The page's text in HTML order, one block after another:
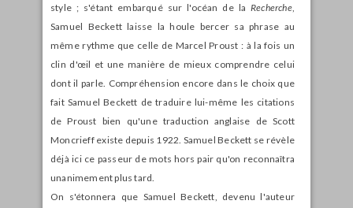
style ; s'étant embarqué sur l'océan de la Recherche,
Samuel Beckett laisse la houle bercer sa phrase au
même rythme que celle de Marcel Proust : à la fois un
clin d'œil et une manière de mieux comprendre celui
dont il parle. Compréhension encore dans le choix que
fait Samuel Beckett de traduire lui-même les citations
de Proust bien qu'une traduction anglaise de Scott
Moncrieff existe depuis 1922. Samuel Beckett se révèle
déjà ici ce passeur de mots hors pair qu'on reconnaîtra
unanimement plus tard.
On s'étonnera que Samuel Beckett, devenu l'auteur